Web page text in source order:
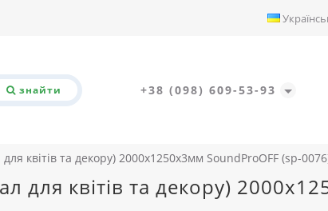
знайти +38 (098) 609-53-93
квітів та декору) 2000x1250x3мм SoundProOFF (sp-
для квітів та декору)